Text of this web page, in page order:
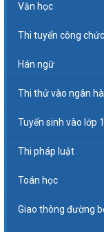
Văn học
Thi tuyển công chức
Hán ngữ
Thi thử vào ngân
Tuyển sinh vào lớp
Thi pháp luật
Toán học
Giao thông đường